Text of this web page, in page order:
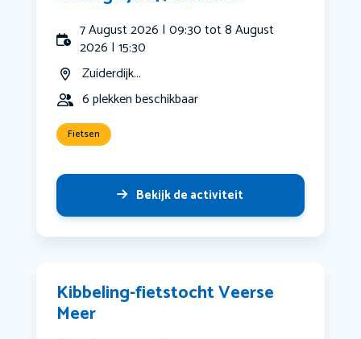
7 August 2026 | 09:30 tot 8 August
2026 | 15:30
Zuiderdijk...
6 plekken beschikbaar
Fietsen
Bekijk de activiteit
Kibbeling-fietstocht Veerse
Meer